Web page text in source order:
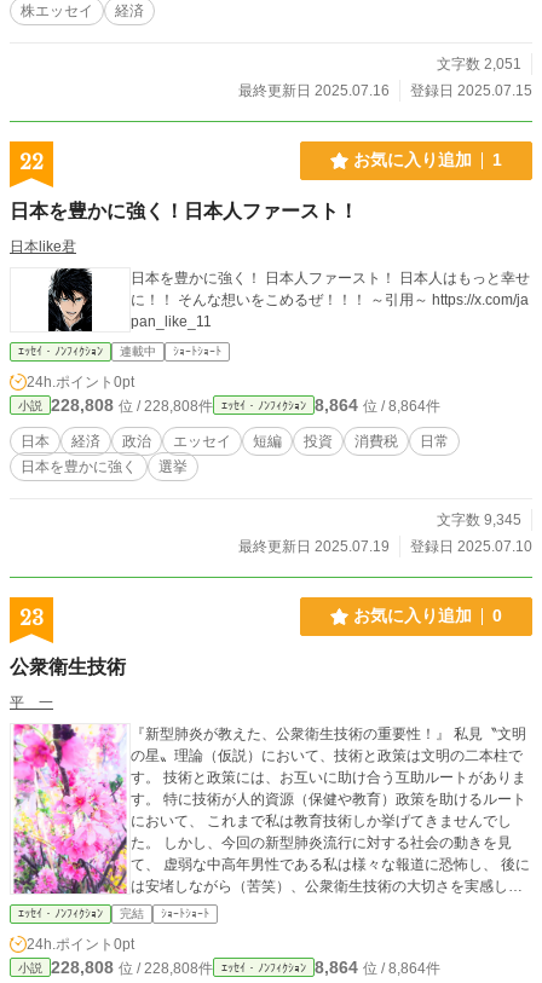
株エッセイ 経済
文字数 2,051
最終更新日 2025.07.16
登録日 2025.07.15
22 お気に入り追加 1
日本を豊かに強く！日本人ファースト！
日本like君
日本を豊かに強く！ 日本人ファースト！ 日本人はもっと幸せ
に！！ そんな想いをこめるぜ！！！ ～引用～ https://x.com/ja
pan_like_11
ｴｯｾｲ・ﾉﾝﾌｨｸｼｮﾝ 連載中 ｼｮｰﾄｼｮｰﾄ
24h.ポイント 0pt
小説 228,808 位 / 228,808件 ｴｯｾｲ・ﾉﾝﾌｨｸｼｮﾝ 8,864 位 / 8,864件
日本 経済 政治 エッセイ 短編 投資 消費税
日常
日本を豊かに強く
選挙
文字数 9,345
最終更新日 2025.07.19
登録日 2025.07.10
23 お気に入り追加 0
公衆衛生技術
平 一
『新型肺炎が教えた、公衆衛生技術の重要性！』 私見〝文明
の星〟理論（仮説）において、技術と政策は文明の二本柱で
す。 技術と政策には、お互いに助け合う互助ルートがありま
す。 特に技術が人的資源（保健や教育）政策を助けるルート
において、 これまで私は教育技術しか挙げてきませんでし
た。 しかし、今回の新型肺炎流行に対する社会の動きを見
て、 虚弱な中高年男性である私は様々な報道に恐怖し、 後に
は安堵しながら（苦笑）、公衆衛生技術の大切さを実感しま
した。 今後は技術でも政策でも、富の生産と分配に加え、 作
って分ける人間自身を維持・向上させていくことが 可能かつ
必要となり、重要になっていくと思います。 教育や保健とい
った人的資源政策を助ける技術として、 教育技術と並び、公
ｴｯｾｲ・ﾉﾝﾌｨｸｼｮﾝ 完結 ｼｮｰﾄｼｮｰﾄ
24h.ポイント 0pt
小説 228,808 位 / 228,808件 ｴｯｾｲ・ﾉﾝﾌｨｸｼｮﾝ 8,864 位 / 8,864件